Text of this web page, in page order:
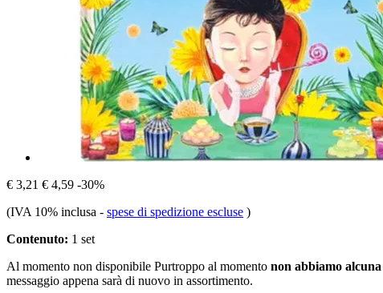
€ 3,21 € 4,59 -30%
(IVA 10% inclusa - spese di spedizione escluse )
Contenuto: 1 set
Al momento non disponibile Purtroppo al momento non abbiamo
messaggio appena sarà di nuovo in assortimento.